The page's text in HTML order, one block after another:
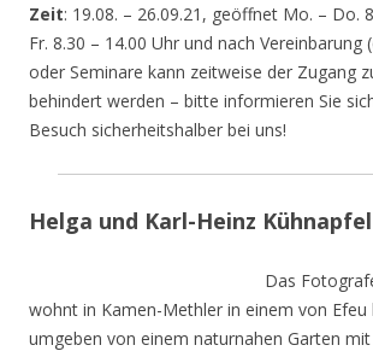
Zeit: 19.08. – 26.09.21, geöffnet Mo. – Do.
Fr. 8.30 – 14.00 Uhr und nach Vereinbarung
oder Seminare kann zeitweise der Zugang
behindert werden – bitte informieren Sie
Besuch sicherheitshalber bei uns!
Helga und Karl-Heinz
Das
wohnt in Kamen-Methler in einem von Efeu
umgeben von einem naturnahen Garten